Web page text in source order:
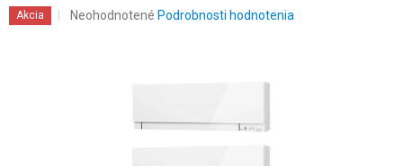
Akcia
Priemerné
Neohodnotené Podrobnosti hodnotenia